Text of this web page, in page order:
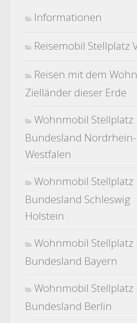
Informationen
Reisemobil Stellplatz
Reisen mit dem
Zielländer dieser Erde
Wohnmobil Stellplatz
Bundesland Nordrhein-
Westfalen
Wohnmobil Stellplatz
Bundesland Schleswig
Holstein
Wohnmobil Stellplatz
Bundesland Bayern
Wohnmobil Stellplatz
Bundesland Berlin